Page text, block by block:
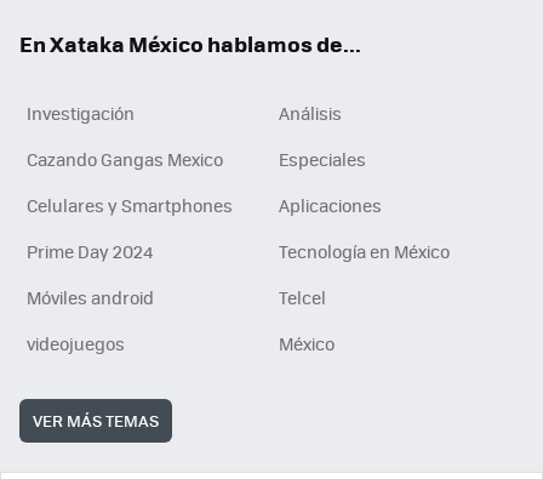
En Xataka México hablamos de...
Investigación
Análisis
Cazando Gangas Mexico
Especiales
Celulares y Smartphones
Aplicaciones
Prime Day 2024
Tecnología en México
Móviles android
Telcel
videojuegos
México
VER MÁS TEMAS